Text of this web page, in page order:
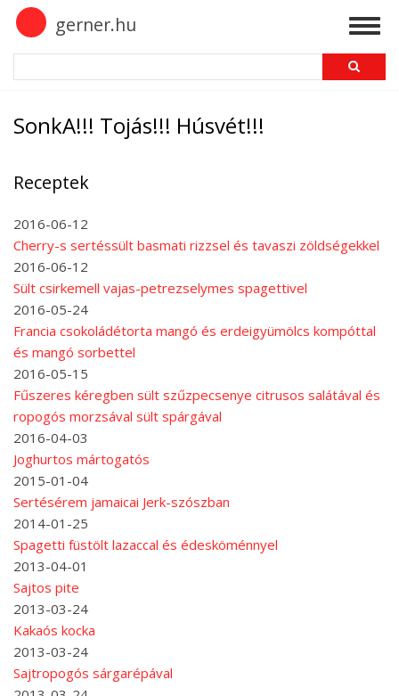
Skip
main
content
gerner.hu
SonkA!!! Tojás!!! Húsvét!!!
Receptek
2016-06-12
Cherry-s sertéssült basmati rizzsel és tavaszi zöldségekkel
2016-06-12
Sült csirkemell vajas-petrezselymes spagettivel
2016-05-24
Francia csokoládétorta mangó és erdeigyümölcs kompóttal
és mangó sorbettel
2016-05-15
Fűszeres kéregben sült szűzpecsenye citrusos salátával és
ropogós morzsával sült spárgával
2016-04-03
Joghurtos mártogatós
2015-01-04
Sertésérem jamaicai Jerk-szószban
2014-01-25
Spagetti füstölt lazaccal és édesköménnyel
2013-04-01
Sajtos pite
2013-03-24
Kakaós kocka
2013-03-24
Sajtropogós sárgarépával